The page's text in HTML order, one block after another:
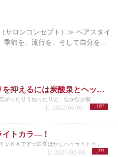
サロンコンセプト）≫ ヘアスタイ
季節を、流行を、そして自分を...
梅雨の髪の広がりを抑えるには炭酸泉とヘッドスパ！？！？
がったりうねったりと、なかなか髪...
1197
2022/06/06
イトカラ―！
ＵＫＡです☆白髪ぼかしハイライトカ...
233
2021/02/08